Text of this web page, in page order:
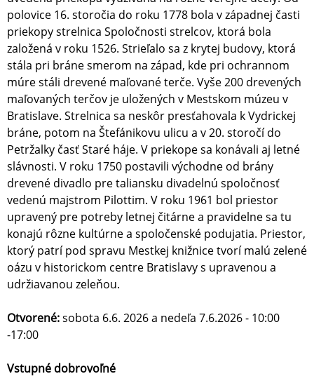
polovice 16. storočia do roku 1778 bola v západnej časti
priekopy strelnica Spoločnosti strelcov, ktorá bola
založená v roku 1526. Strieľalo sa z krytej budovy, ktorá
stála pri bráne smerom na západ, kde pri ochrannom
múre stáli drevené maľované terče. Vyše 200 drevených
maľovaných terčov je uložených v Mestskom múzeu v
Bratislave. Strelnica sa neskôr presťahovala k Vydrickej
bráne, potom na Štefánikovu ulicu a v 20. storočí do
Petržalky časť Staré háje. V priekope sa konávali aj letné
slávnosti. V roku 1750 postavili východne od brány
drevené divadlo pre taliansku divadelnú spoločnosť
vedenú majstrom Pilottim. V roku 1961 bol priestor
upravený pre potreby letnej čitárne a pravidelne sa tu
konajú rôzne kultúrne a spoločenské podujatia. Priestor,
ktorý patrí pod spravu Mestkej knižnice tvorí malú zelené
oázu v historickom centre Bratislavy s upravenou a
udržiavanou zeleňou.
Otvorené:sobota 6.6. 2026 a nedeľa 7.6.2026 - 10:00
-17:00
Vstupné dobrovoľné